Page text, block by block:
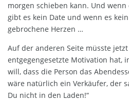
morgen schieben kann. Und
gibt es kein Date und wenn es
gebrochene Herzen …
Auf der anderen Seite müsste
entgegengesetzte Motivation hat,
will, dass die Person das
wäre natürlich ein Verkäufer, der
Du nicht in den Laden!“